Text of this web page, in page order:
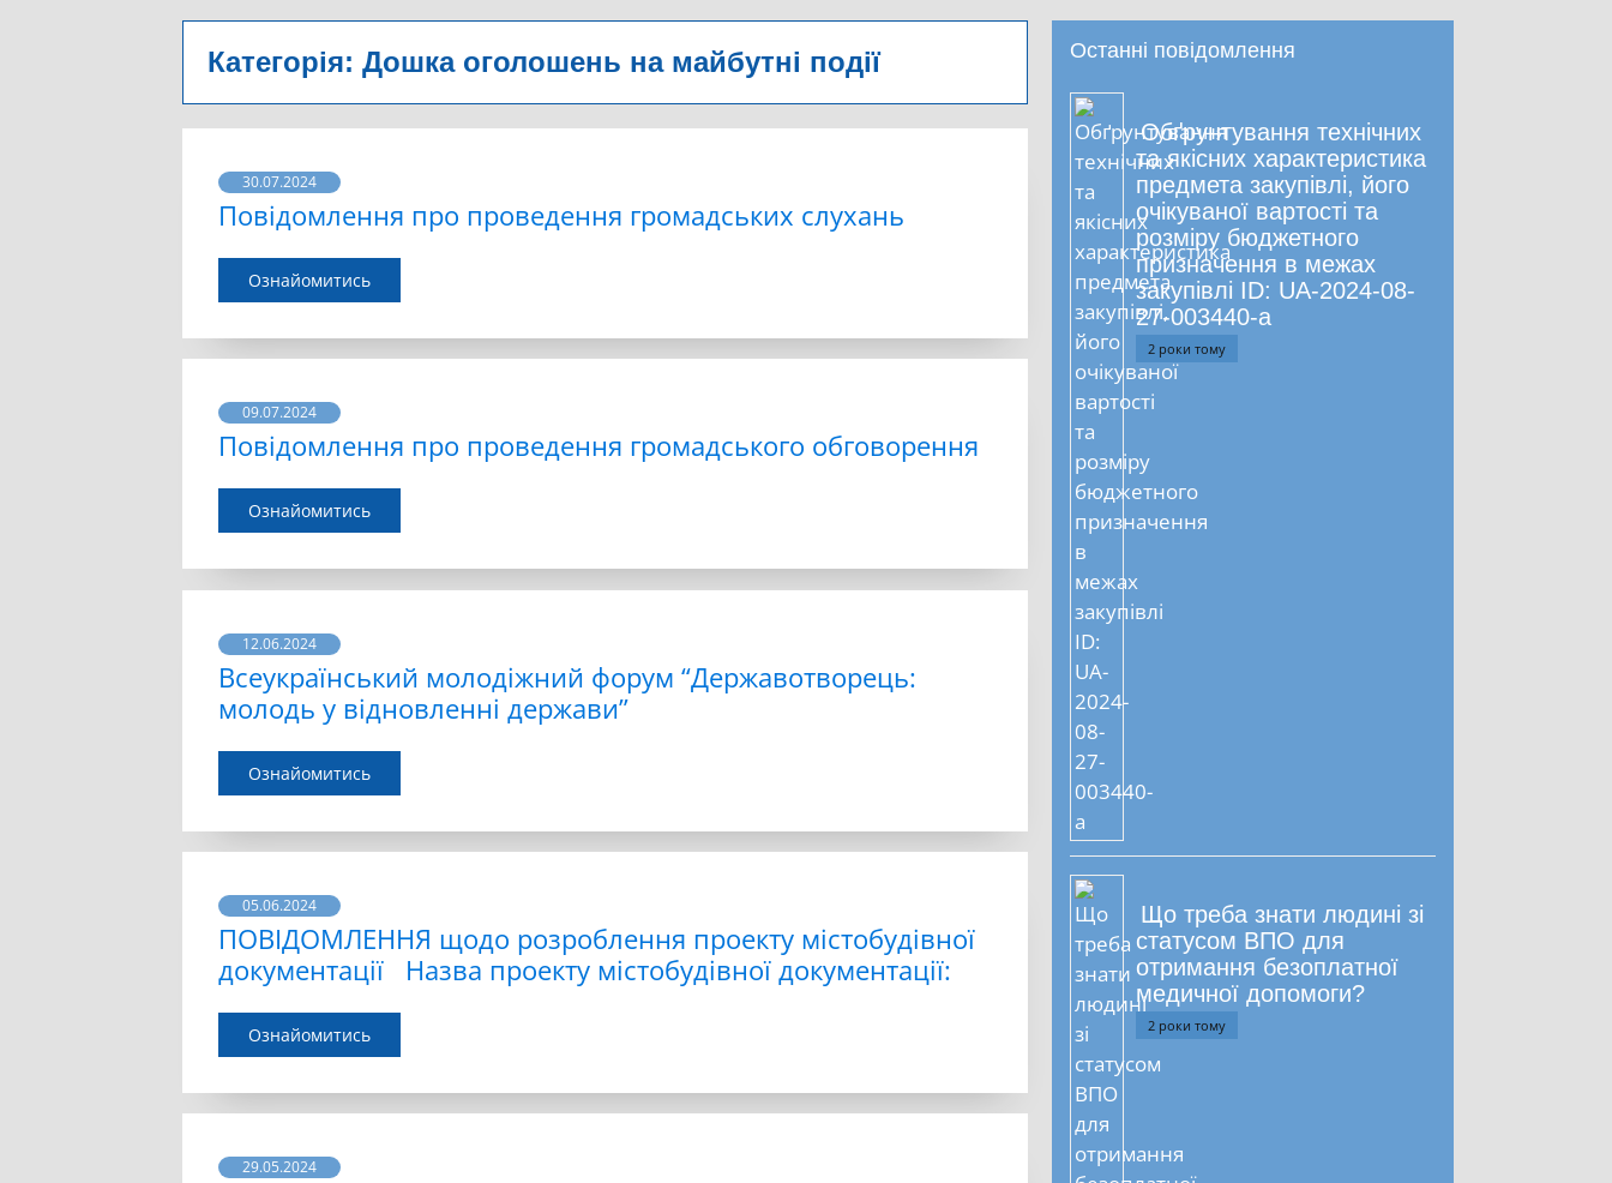
Категорія: Дошка оголошень на майбутні події
30.07.2024
Повідомлення про проведення громадських слухань
Ознайомитись
09.07.2024
Повідомлення про проведення громадського обговорення
Ознайомитись
12.06.2024
Всеукраїнський молодіжний форум “Державотворець:
молодь у відновленні держави”
Ознайомитись
05.06.2024
ПОВІДОМЛЕННЯ щодо розроблення проекту містобудівної
документації Назва проекту містобудівної документації:
Ознайомитись
29.05.2024
Останні повідомлення
Обґрунтування технічних
та якісних характеристика
предмета закупівлі, його
очікуваної вартості та
розміру бюджетного
призначення в межах
закупівлі ID: UA-2024-08-
27-003440-a
2 роки тому
Що треба знати людині зі
статусом ВПО для
отримання безоплатної
медичної допомоги?
2 роки тому